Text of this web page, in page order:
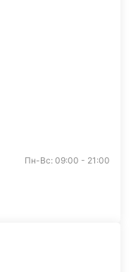
Пн-Вс: 09:00 - 21:00